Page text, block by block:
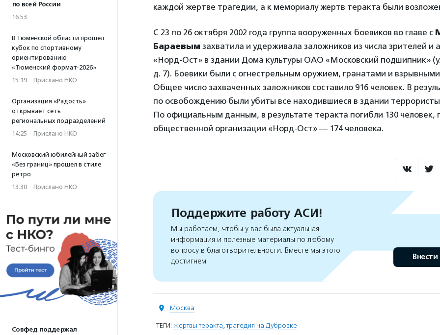
по всей России
16:53
В Тюменской области прошел
кубок по спортивному
ориентированию
«Тюменский формат-2026»
15:19 · Прислано НКО
Организация «Радость»
открывает сеть
региональных подразделений
14:25 · Прислано НКО
Московский юбилейный забег
«Без границ» прошел в стиле
ретро
13:30 · Прислано НКО
Совфед поддержал
каждой жертве трагедии, а к мемориалу жертв теракта были
С 23 по 26 октября 2002 года группа вооруженных боевиков во главе с
Бараевым захватила и удерживала заложников из числа зрителей и
«Норд-Ост» в здании Дома культуры ОАО «Московский подшипник»
д. 7). Боевики были с огнестрельным оружием, гранатами и
Общее число захваченных заложников составило 916 человек. В
по освобождению были убиты все находившиеся в здании
По официальным данным, в результате теракта погибли 130
общественной организации «Норд-Ост» — 174 человека.
Поддержите работу АСИ!
Мы работаем, чтобы у вас была актуальная
информация и полезные материалы по любому
вопросу в благотворительности. Вместе мы этого
достигнем
Внести
Москва
ТЕГИ: жертвы теракта,трагедия на Дубровке